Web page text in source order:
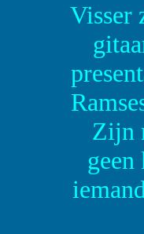
Visser
Zijn